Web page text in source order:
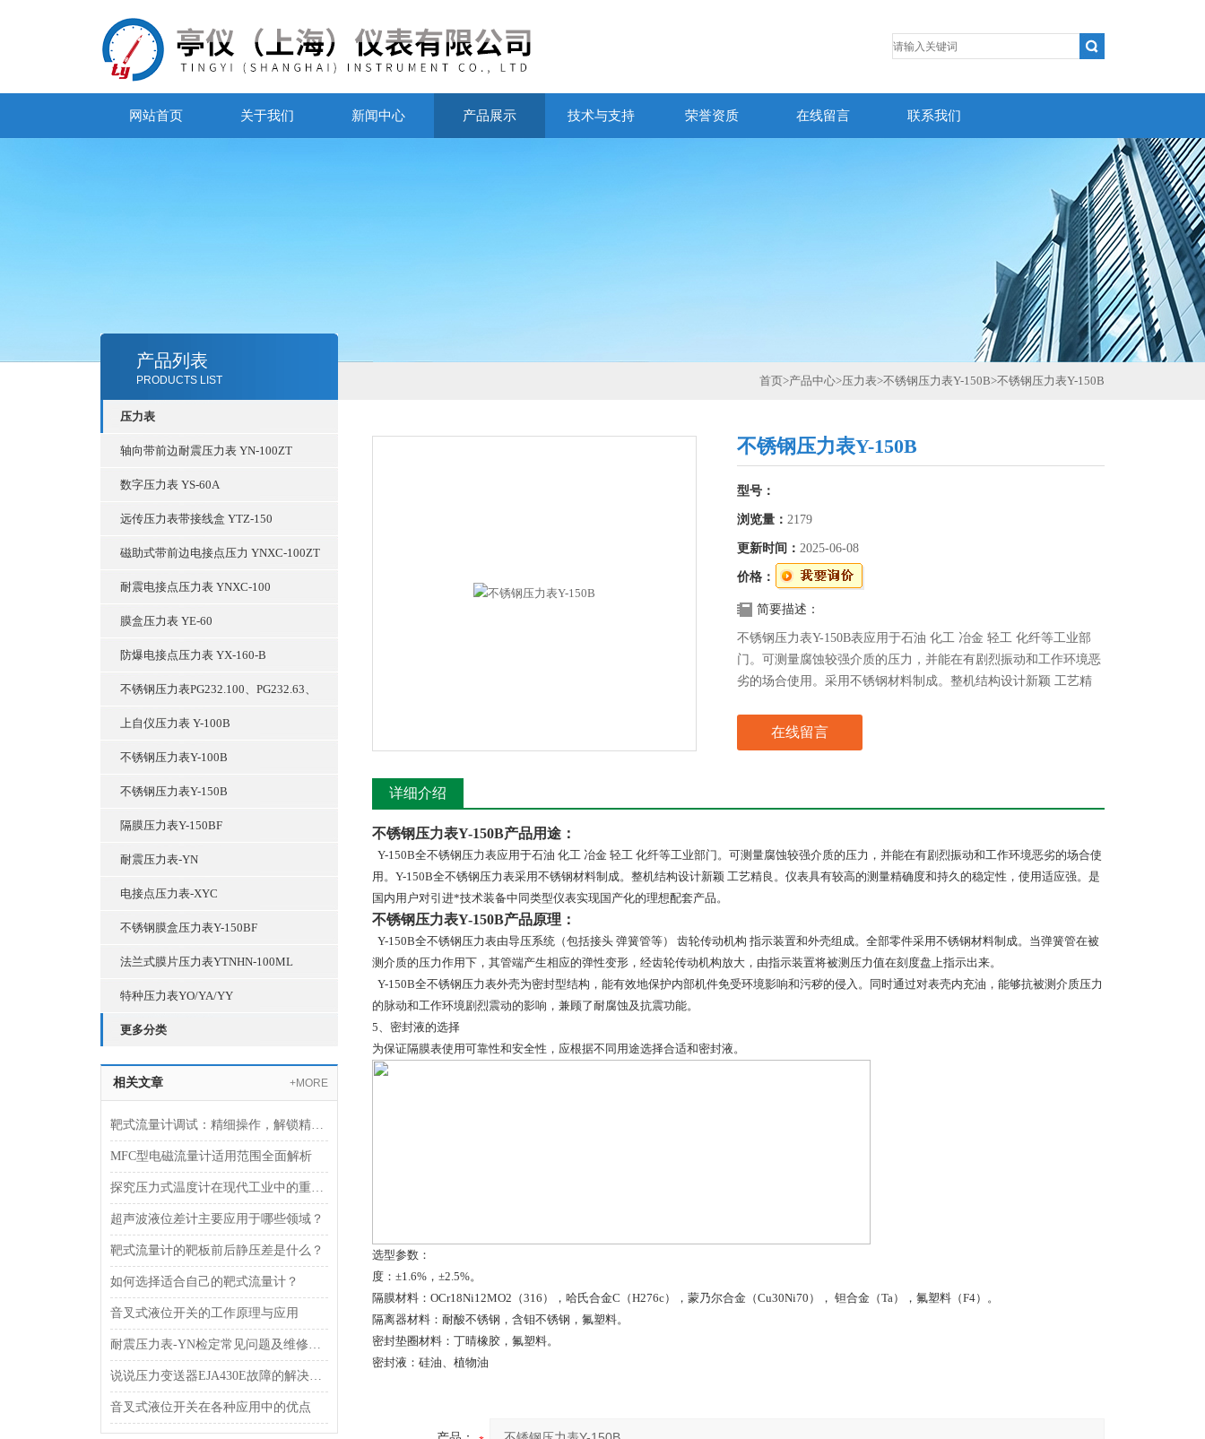
网站首页 关于我们 新闻中心 产品展示 技术与支持 荣誉资质 在线留言 联系我们
产品列表
PRODUCTS LIST
压力表
轴向带前边耐震压力表 YN-100ZT
数字压力表 YS-60A
远传压力表带接线盒 YTZ-150
磁助式带前边电接点压力 YNXC-100ZT
耐震电接点压力表 YNXC-100
膜盒压力表 YE-60
防爆电接点压力表 YX-160-B
不锈钢压力表PG232.100、PG232.63、
上自仪压力表 Y-100B
不锈钢压力表Y-100B
不锈钢压力表Y-150B
隔膜压力表Y-150BF
耐震压力表-YN
电接点压力表-XYC
不锈钢膜盒压力表Y-150BF
法兰式膜片压力表YTNHN-100ML
特种压力表YO/YA/YY
更多分类
相关文章 +MORE
靶式流量计调试：精细操作，解锁精准计量
MFC型电磁流量计适用范围全面解析
探究压力式温度计在现代工业中的重要性
超声波液位差计主要应用于哪些领域？
靶式流量计的靶板前后静压差是什么？
如何选择适合自己的靶式流量计？
音叉式液位开关的工作原理与应用
耐震压力表-YN检定常见问题及维修技巧
说说压力变送器EJA430E故障的解决方法
音叉式液位开关在各种应用中的优点
首页>产品中心>压力表>不锈钢压力表Y-150B>不锈钢压力表Y-150B
不锈钢压力表Y-150B
型号：
浏览量： 2179
更新时间： 2025-06-08
价格：
简要描述：
不锈钢压力表Y-150B表应用于石油 化工 冶金 轻工 化纤等工业部
门。可测量腐蚀较强介质的压力，并能在有剧烈振动和工作环境恶
劣的场合使用。采用不锈钢材料制成。整机结构设计新颖 工艺精
国内用户对引进*技术装备中同类型仪表实现国产化的理想配套产
品。
在线留言
详细介绍
不锈钢压力表Y-150B产品用途：
Y-150B全不锈钢压力表应用于石油 化工 冶金 轻工 化纤等工业部门。可测量腐蚀较强介质的压力，并能在有剧烈振动和工作环境恶劣的场合使
用。Y-150B全不锈钢压力表采用不锈钢材料制成。整机结构设计新颖 工艺精良。仪表具有较高的测量精确度和持久的稳定性，使用适应强。是
国内用户对引进*技术装备中同类型仪表实现国产化的理想配套产品。
不锈钢压力表Y-150B产品原理：
Y-150B全不锈钢压力表由导压系统（包括接头 弹簧管等） 齿轮传动机构 指示装置和外壳组成。全部零件采用不锈钢材料制成。当弹簧管在被
测介质的压力作用下，其管端产生相应的弹性变形，经齿轮传动机构放大，由指示装置将被测压力值在刻度盘上指示出来。
Y-150B全不锈钢压力表外壳为密封型结构，能有效地保护内部机件免受环境影响和污秽的侵入。同时通过对表壳内充油，能够抗被测介质压力
的脉动和工作环境剧烈震动的影响，兼顾了耐腐蚀及抗震功能。
5、密封液的选择
为保证隔膜表使用可靠性和安全性，应根据不同用途选择合适和密封液。
选型参数：
度：±1.6%，±2.5%。
隔膜材料：OCr18Ni12MO2（316），哈氏合金C（H276c），蒙乃尔合金（Cu30Ni70）， 钽合金（Ta），氟塑料（F4）。
隔离器材料：耐酸不锈钢，含钼不锈钢，氟塑料。
密封垫圈材料：丁晴橡胶，氟塑料。
密封液：硅油、植物油